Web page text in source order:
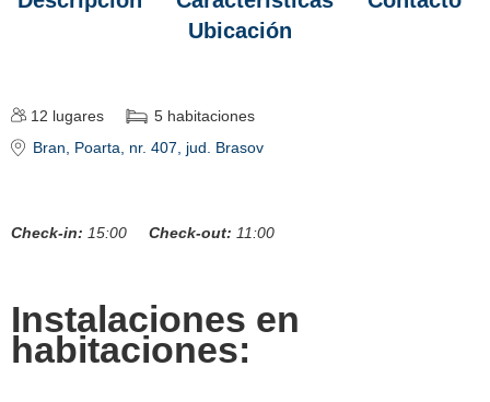
Ubicación
12 lugares 5 habitaciones
Bran, Poarta, nr. 407, jud. Brasov
Check-in: 15:00 Check-out: 11:00
Instalaciones en
habitaciones: